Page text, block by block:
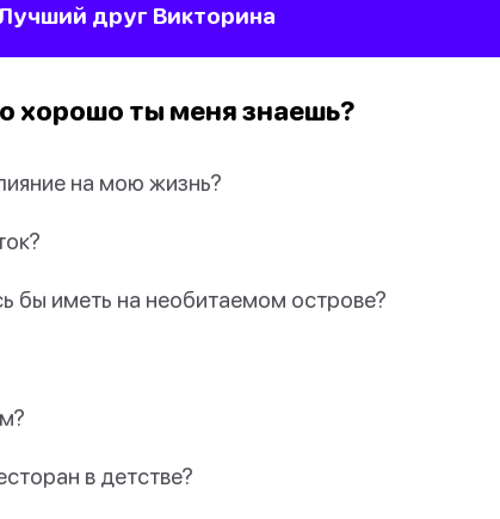
друг Викторина
хорошо ты меня знаешь?
на мою жизнь?
бы иметь на необитаемом острове?
в детстве?